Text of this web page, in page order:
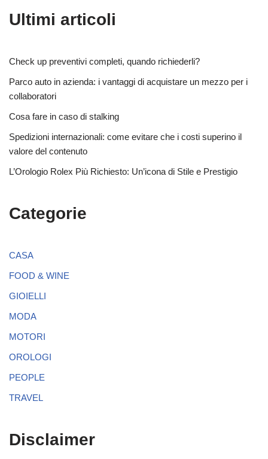
Ultimi articoli
Check up preventivi completi, quando richiederli?
Parco auto in azienda: i vantaggi di acquistare un mezzo per i
collaboratori
Cosa fare in caso di stalking
Spedizioni internazionali: come evitare che i costi superino il
valore del contenuto
L’Orologio Rolex Più Richiesto: Un’icona di Stile e Prestigio
Categorie
CASA
FOOD & WINE
GIOIELLI
MODA
MOTORI
OROLOGI
PEOPLE
TRAVEL
Disclaimer